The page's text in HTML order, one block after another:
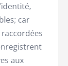
car
aux